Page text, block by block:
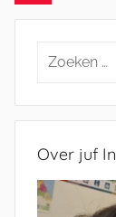
Zoeken
Over juf